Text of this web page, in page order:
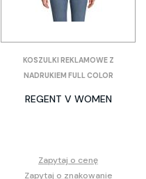
KOSZULKI REKLAMOWE Z
NADRUKIEM FULL COLOR
REGENT V WOMEN
Zapytaj o cenę
Zapytaj o znakowanie